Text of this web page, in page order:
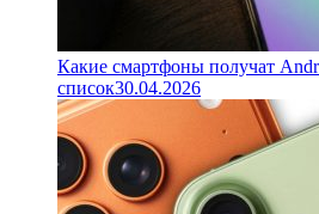
Какие смартфоны получат
список30.04.2026